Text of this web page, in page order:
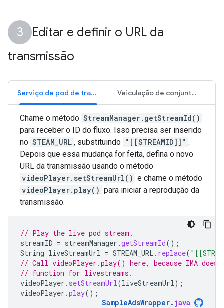
Editar e definir o URL da
transmissão
Serviço de pod de transmissão ao vivo Veiculação de conjunto de transmissão VOD
Chame o método StreamManager.getStreamId()
para receber o ID do fluxo. Isso precisa ser inserido
no STEAM_URL , substituindo "[[STREAMID]]" .
Depois que essa mudança for feita, defina o novo
URL da transmissão usando o método
videoPlayer.setStreamUrl() e chame o método
videoPlayer.play() para iniciar a reprodução da
transmissão.
// Play the live pod stream.
streamID = streamManager .getStreamId();
String liveStreamUrl = STREAM_URL . replace(
// Call videoPlayer.play() here, because IMA
// function for livestreams.
videoPlayer . setStreamUrl(liveStreamUrl);
videoPlayer .play();
SampleAdsWrapper. java